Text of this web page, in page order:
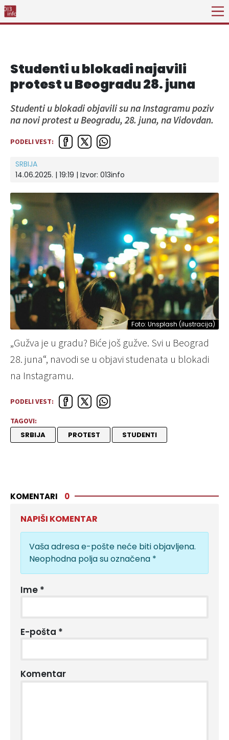
Studenti u blokadi najavili
protest u Beogradu 28. juna
Studenti u blokadi objavili su na Instagramu poziv
na novi protest u Beogradu, 28. juna, na Vidovdan.
PODELI VEST:
SRBIJA
14.06.2025. | 19:19 | Izvor: 013info
Foto: Unsplash (ilustracija)
„Gužva je u gradu? Biće još gužve. Svi u Beograd
28. juna“, navodi se u objavi studenata u blokadi
na Instagramu.
PODELI VEST:
TAGOVI:
SRBIJA PROTEST STUDENTI
KOMENTARI 0
NAPIŠI KOMENTAR
Vaša adresa e-pošte neće biti objavljena.
Neophodna polja su označena *
Ime *
E-pošta *
Komentar